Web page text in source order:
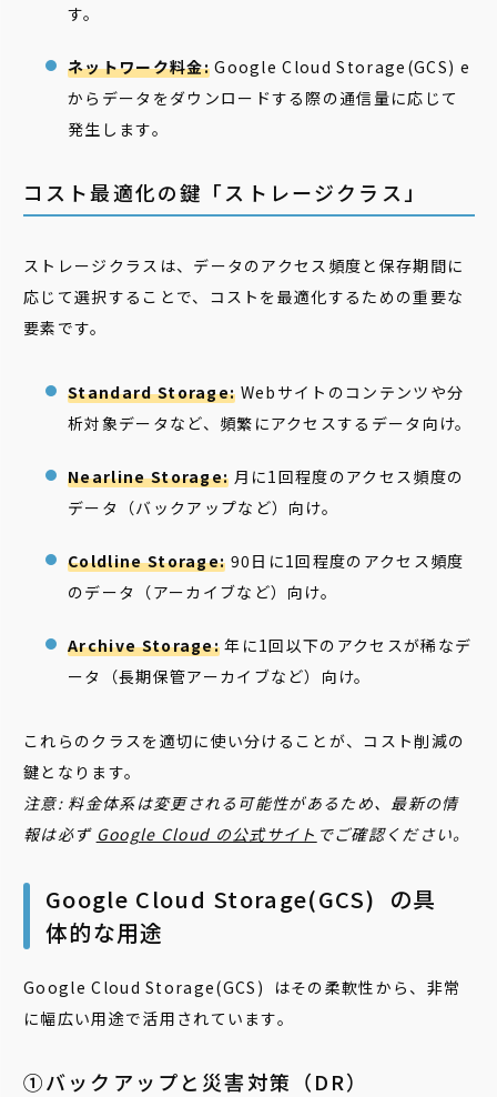
す。
ネットワーク料金:Google Cloud Storage(GCS) e
からデータをダウンロードする際の通信量に応じて
発生します。
コスト最適化の鍵「ストレージクラス」
ストレージクラスは、データのアクセス頻度と保存期間に
応じて選択することで、コストを最適化するための重要な
要素です。
Standard Storage: Webサイトのコンテンツや分
析対象データなど、頻繁にアクセスするデータ向け。
Nearline Storage: 月に1回程度のアクセス頻度の
データ（バックアップなど）向け。
Coldline Storage: 90日に1回程度のアクセス頻度
のデータ（アーカイブなど）向け。
Archive Storage: 年に1回以下のアクセスが稀なデ
ータ（長期保管アーカイブなど）向け。
これらのクラスを適切に使い分けることが、コスト削減の
鍵となります。
注意: 料金体系は変更される可能性があるため、最新の情
報は必ず Google Cloud の公式サイト でご確認ください。
Google Cloud Storage(GCS) の具
体的な用途
Google Cloud Storage(GCS) はその柔軟性から、非常
に幅広い用途で活用されています。
①バックアップと災害対策（DR）